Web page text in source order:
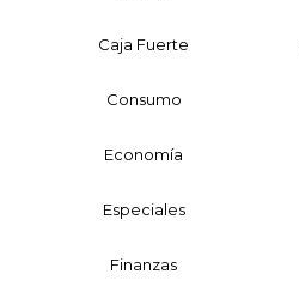
Caja Fuerte
Consumo
Economía
Especiales
Finanzas